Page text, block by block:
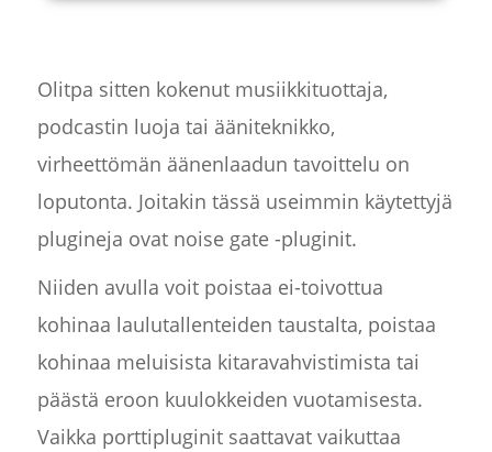
Olitpa sitten kokenut musiikkituottaja,
podcastin luoja tai ääniteknikko,
virheettömän äänenlaadun tavoittelu on
loputonta. Joitakin tässä useimmin käytettyjä
plugineja ovat noise gate -pluginit.
Niiden avulla voit poistaa ei-toivottua
kohinaa laulutallenteiden taustalta, poistaa
kohinaa meluisista kitaravahvistimista tai
päästä eroon kuulokkeiden vuotamisesta.
Vaikka porttipluginit saattavat vaikuttaa